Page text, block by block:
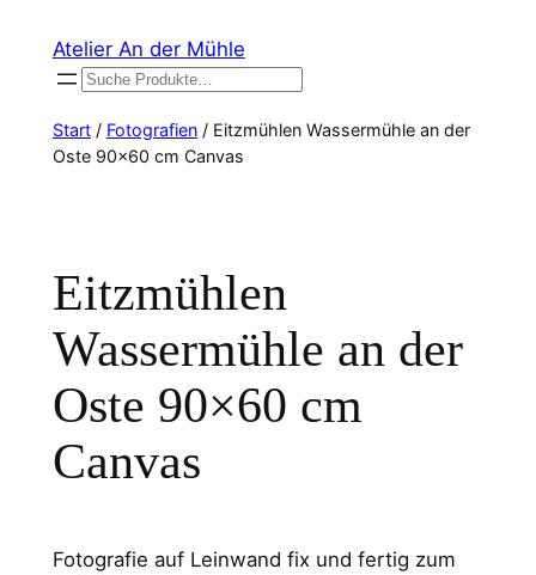
Inhalt
springen
Atelier An der Mühle
Suchen
Start/ Fotografien/ Eitzmühlen Wassermühle an der
Oste 90×60 cm Canvas
Eitzmühlen
Wassermühle an der
Oste 90×60 cm
Canvas
Fotografie auf Leinwand fix und fertig zum